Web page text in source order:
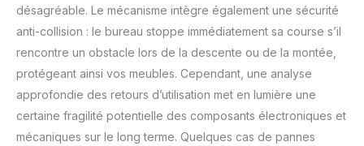
assis/debout, bureau
pour ordinateur, table
gamer, ou même
bureau pour travail? Ne
hauteur réglable, ses
pieds en acier robustes
et sa capacité à
désagréable. Le mécanisme intègre également une sécurité
anti-collision : le bureau stoppe immédiatement sa course s’il
rencontre un obstacle lors de la descente ou de la montée,
protégeant ainsi vos meubles. Cependant, une analyse
approfondie des retours d’utilisation met en lumière une
certaine fragilité potentielle des composants électroniques et
mécaniques sur le long terme. Quelques cas de pannes